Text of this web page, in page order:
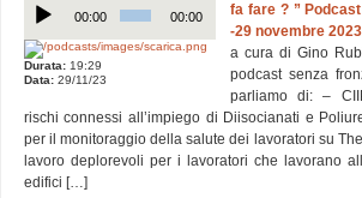
Player
00:00 00:00
Durata: 19:29
Data: 29/11/23
fa fare ? ”
-29 novembre
a cura di Gino
podcast senza
parliamo di: –
rischi connessi all’impiego di Diisocianati e
per il monitoraggio della salute dei lavoratori su
lavoro deplorevoli per i lavoratori che lavorano
edifici […]